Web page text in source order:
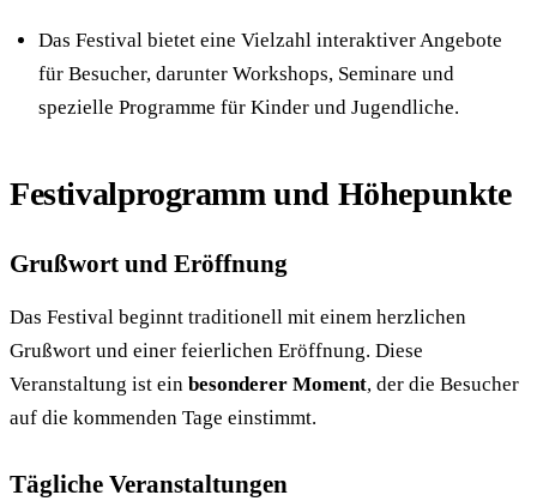
Das Festival bietet eine Vielzahl interaktiver Angebote
für Besucher, darunter Workshops, Seminare und
spezielle Programme für Kinder und Jugendliche.
Festivalprogramm und Höhepunkte
Grußwort und Eröffnung
Das Festival beginnt traditionell mit einem herzlichen
Grußwort und einer feierlichen Eröffnung. Diese
Veranstaltung ist ein besonderer Moment, der die Besucher
auf die kommenden Tage einstimmt.
Tägliche Veranstaltungen